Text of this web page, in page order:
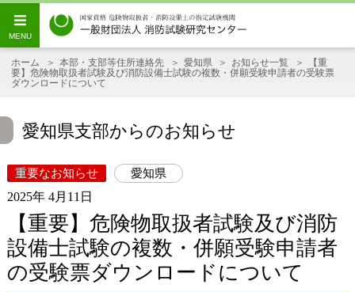
ホーム 本部・支部等住所連絡先 愛知県 お知らせ一覧
【重
要】危険物取扱者試験及び消防設備士試験の複数・併願受験申請者の受験票
ダウンロードについて
愛知県支部からのお知らせ
重要なお知らせ 愛知県
2025年 4月11日
【重要】危険物取扱者試験及び消防
設備士試験の複数・併願受験申請者
の受験票ダウンロードについて